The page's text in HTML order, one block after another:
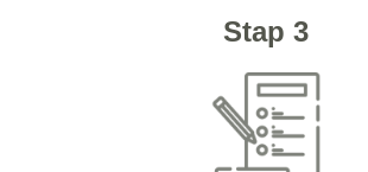
Stap 3